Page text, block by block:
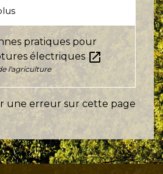
pratiques pour
électriques open_in_new
l'agriculture
une erreur sur cette page